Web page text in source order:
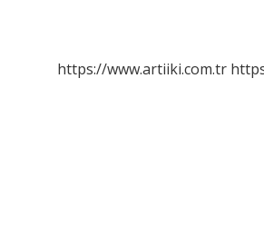
https://www.artiiki.com.tr